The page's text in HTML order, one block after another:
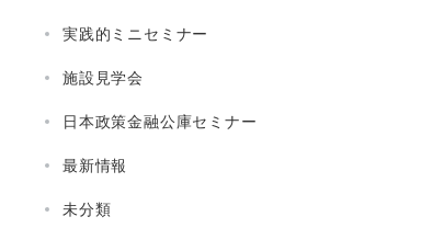
実践的ミニセミナー
施設見学会
日本政策金融公庫セミナー
最新情報
未分類